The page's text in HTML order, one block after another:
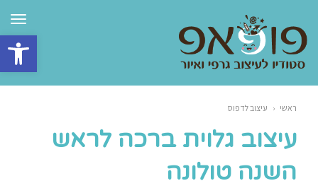
פתח
ראשי ‹ עיצוב לדפוס
עיצוב גלוית ברכה לראש
השנה טולונה